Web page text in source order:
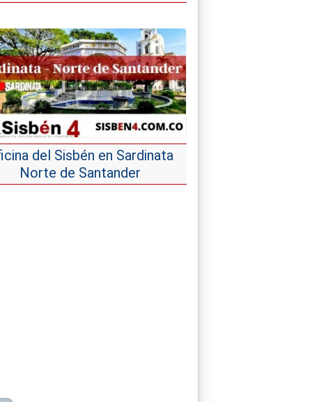
del Sisbén en Sardinata
Norte de Santander